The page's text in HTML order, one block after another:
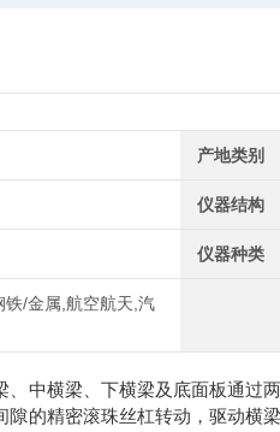
产地类别
仪器结构
仪器种类
/金属,航空航天,汽
横梁、下横梁及底面板通过
的精密滚珠丝杠转动，驱动横